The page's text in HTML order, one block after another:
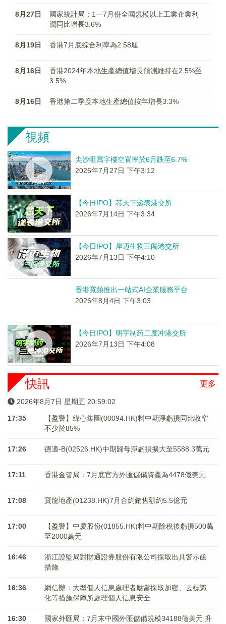
8月27日
國家統計局：1—7月份全國規模以上工業企業利
潤同比增長3.6%
8月19日 香港7月底綜合利率為2.58厘
8月16日
香港2024年本地生產總值增長預測維持在2.5%至
3.5%
8月16日 香港第二季度本地生產總值按年增長3.3%
視頻
尖沙咀寫字樓空置率於6月跌至6.7%
2026年7月27日 下午3:12
【今日IPO】芯天下递表港交所
2026年7月14日 下午3:34
【今日IPO】岸迈生物三闯港交所
2026年7月13日 下午4:10
香港寬頻推出一站式AI企業服務平台
2026年8月4日 下午3:03
【今日IPO】明宇制药二度冲港交所
2026年7月13日 下午4:08
更多
快訊
2026年8月7日 星期五 20:59:02
17:35
【盈警】綠心集團(00094.HK)料中期淨虧損同比收窄
不少於85%
17:26 德適-B(02526.HK)中期歸母淨虧損擴大至5588.3萬元
17:11 香港金管局：7月底官方外匯儲備資產為4478億美元
17:08 寶龍地產(01238.HK)7月合約銷售額約5.5億元
17:00
【盈警】中慶股份(01855.HK)料中期除稅後虧損500萬
至2000萬元
16:46
浙江證監局對財通證券股份有限公司採取出具警示函
措施
16:36
網信辦：大型個人信息處理者應當採取加密、去標識
化等措施保障所處理個人信息安全
16:30
國家外匯局：7月末中國外匯儲備規模34188億美元 升